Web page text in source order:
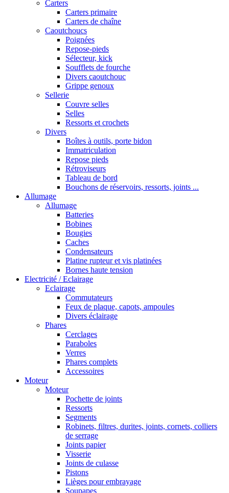
Carters
Carters primaire
Carters de chaîne
Caoutchoucs
Poignées
Repose-pieds
Sélecteur, kick
Soufflets de fourche
Divers caoutchouc
Grippe genoux
Sellerie
Couvre selles
Selles
Ressorts et crochets
Divers
Boîtes à outils, porte bidon
Immatriculation
Repose pieds
Rétroviseurs
Tableau de bord
Bouchons de réservoirs, ressorts, joints ...
Allumage
Allumage
Batteries
Bobines
Bougies
Caches
Condensateurs
Platine rupteur et vis platinées
Bornes haute tension
Electricité / Eclairage
Eclairage
Commutateurs
Feux de plaque, capots, ampoules
Divers éclairage
Phares
Cerclages
Paraboles
Verres
Phares complets
Accessoires
Moteur
Moteur
Pochette de joints
Ressorts
Segments
Robinets, filtres, durites, joints, cornets, colliers
de serrage
Joints papier
Visserie
Joints de culasse
Pistons
Lièges pour embrayage
Soupapes